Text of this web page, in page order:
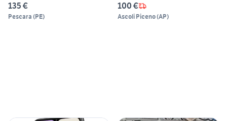
135 €
Pescara (PE)
100 €
Ascoli Piceno(AP)